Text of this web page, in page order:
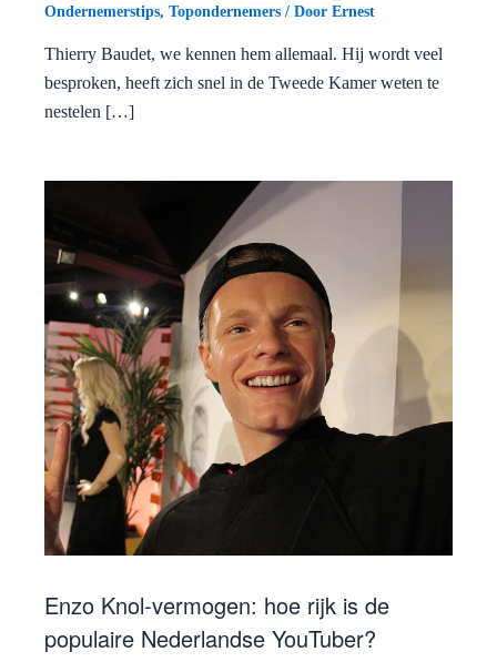
Ondernemerstips, Topondernemers / Door Ernest
Thierry Baudet, we kennen hem allemaal. Hij wordt veel
besproken, heeft zich snel in de Tweede Kamer weten te
nestelen […]
Enzo Knol-vermogen: hoe rijk is de
populaire Nederlandse YouTuber?